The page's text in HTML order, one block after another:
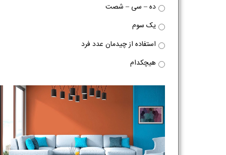
ده – سی – شصت
یک سوم
استفاده از چیدمان عدد فرد
هیچکدام